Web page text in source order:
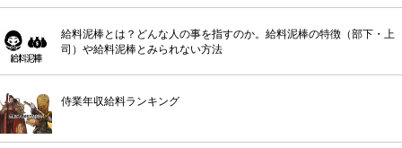
給料泥棒とは？どんな人の事を指すのか。給料泥棒の特徴（部下・上
司）や給料泥棒とみられない方法
侍業年収給料ランキング